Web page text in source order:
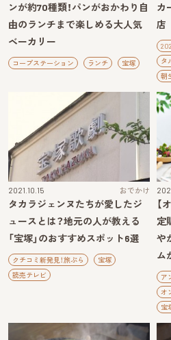
ンが約70種類！パンがおかわり自
由のランチまで楽しめる大人気
ベーカリー
コープステーション ランチ 宝塚
カ
店
タ
朝
2021.10.15 おでかけ
タカラジェンヌたちが愛したジ
ュースとは？地元の人が教える
「宝塚」のおすすめスポット6選
クチコミ新発見！旅ぷら
宝塚
読売テレビ
【
定
や
ム
ア
オ
宝